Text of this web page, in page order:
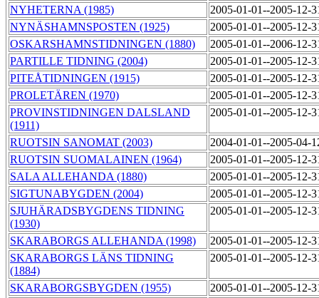
NYHETERNA (1985)
2005-01-01--2005-12-
NYNÄSHAMNSPOSTEN (1925)
2005-01-01--2005-12-
OSKARSHAMNSTIDNINGEN (1880)
2005-01-01--2006-12-
PARTILLE TIDNING (2004)
2005-01-01--2005-12-
PITEÅTIDNINGEN (1915)
2005-01-01--2005-12-
PROLETÄREN (1970)
2005-01-01--2005-12-
PROVINSTIDNINGEN DALSLAND
(1911)
2005-01-01--2005-12-
RUOTSIN SANOMAT (2003)
2004-01-01--2005-04-
RUOTSIN SUOMALAINEN (1964)
2005-01-01--2005-12-
SALA ALLEHANDA (1880)
2005-01-01--2005-12-
SIGTUNABYGDEN (2004)
2005-01-01--2005-12-
SJUHÄRADSBYGDENS TIDNING
(1930)
2005-01-01--2005-12-
SKARABORGS ALLEHANDA (1998)
2005-01-01--2005-12-
SKARABORGS LÄNS TIDNING
(1884)
2005-01-01--2005-12-
SKARABORGSBYGDEN (1955)
2005-01-01--2005-12-